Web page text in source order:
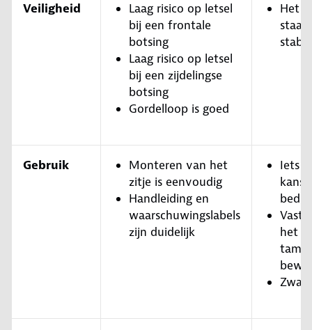
Veiligheid
Laag risico op letsel
bij een frontale
botsing
Laag risico op letsel
bij een zijdelingse
botsing
Gordelloop is goed
Het
staat
Gebruik
Monteren van het
zitje is eenvoudig
Handleiding en
waarschuwingslabels
zijn duidelijk
Iets
kans
het